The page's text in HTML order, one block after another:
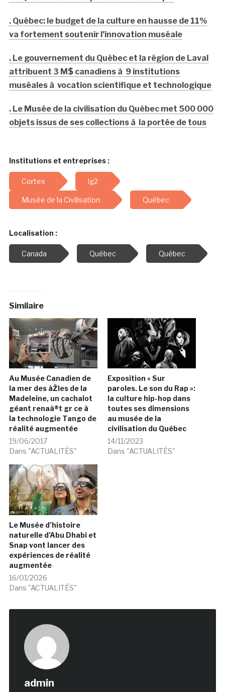
. Québec: le budget de la culture en hausse de 11%
va fortement soutenir l’innovation muséale
. Le gouvernement du Québec et la région de Laval
attribuent 3 M$ canadiens à 9 institutions
muséales à vocation scientifique et technologique
. Le Musée de la civilisation du Québec met 500 000
objets issus de ses collections à la portée de tous
Institutions et entreprises :
Cortex lg2
Musée de la Civilisation Québec
Localisation :
Canada Québec Québec
Similaire
Au Musée Canadien de
la mer des àŽles de la
Madeleine, un cachalot
géant renaà®t gr ce à
la technologie Tango de
réalité augmentée
19/06/2017
Dans "ACTUALITÉS"
Exposition « Sur
paroles. Le son du Rap »:
la culture hip-hop dans
toutes ses dimensions
au musée de la
civilisation du Québec
14/11/2023
Dans "ACTUALITÉS"
Le Musée d’histoire
naturelle d’Abu Dhabi et
Snap vont lancer des
expériences de réalité
augmentée
16/01/2026
Dans "ACTUALITÉS"
admin